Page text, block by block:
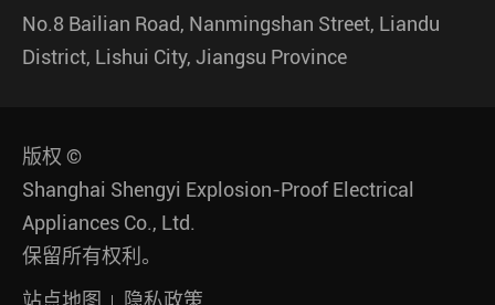
No.8 Bailian Road, Nanmingshan Street, Liandu
District, Lishui City, Jiangsu Province
版权 ©
Shanghai Shengyi Explosion-Proof Electrical
Appliances Co., Ltd.
保留所有权利。
站点地图
隐私政策